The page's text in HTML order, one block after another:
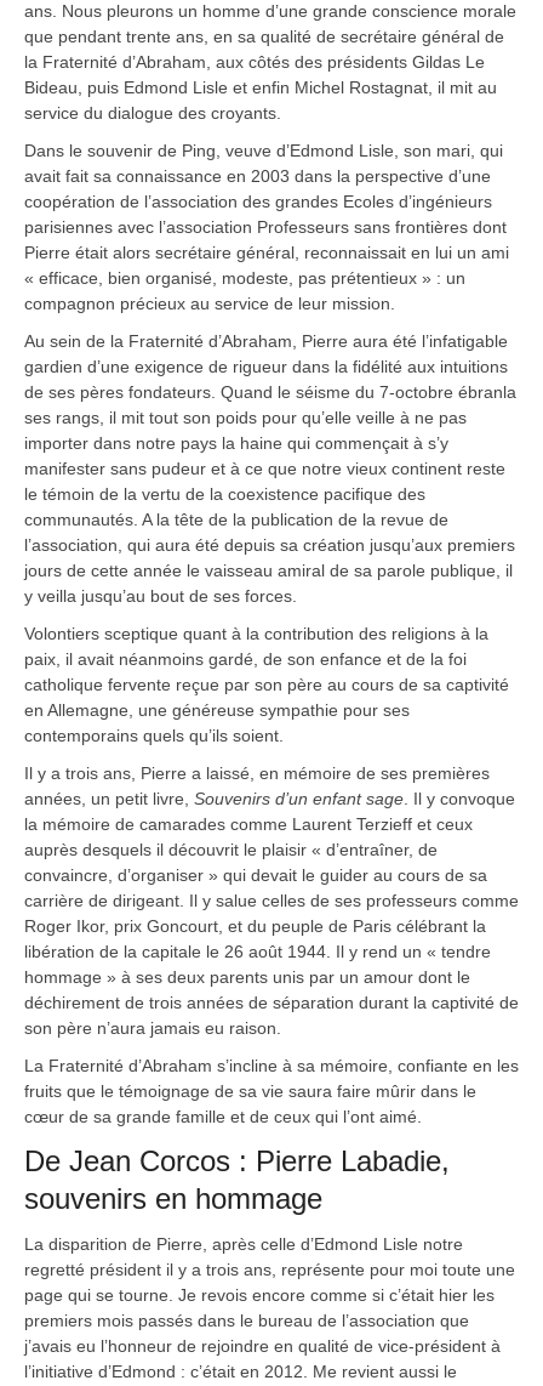
ans. Nous pleurons un homme d’une grande conscience morale
que pendant trente ans, en sa qualité de secrétaire général de
la Fraternité d’Abraham, aux côtés des présidents Gildas Le
Bideau, puis Edmond Lisle et enfin Michel Rostagnat, il mit au
service du dialogue des croyants.
Dans le souvenir de Ping, veuve d’Edmond Lisle, son mari, qui
avait fait sa connaissance en 2003 dans la perspective d’une
coopération de l’association des grandes Ecoles d’ingénieurs
parisiennes avec l’association Professeurs sans frontières dont
Pierre était alors secrétaire général, reconnaissait en lui un ami
« efficace, bien organisé, modeste, pas prétentieux » : un
compagnon précieux au service de leur mission.
Au sein de la Fraternité d’Abraham, Pierre aura été l’infatigable
gardien d’une exigence de rigueur dans la fidélité aux intuitions
de ses pères fondateurs. Quand le séisme du 7-octobre ébranla
ses rangs, il mit tout son poids pour qu’elle veille à ne pas
importer dans notre pays la haine qui commençait à s’y
manifester sans pudeur et à ce que notre vieux continent reste
le témoin de la vertu de la coexistence pacifique des
communautés. A la tête de la publication de la revue de
l’association, qui aura été depuis sa création jusqu’aux premiers
jours de cette année le vaisseau amiral de sa parole publique, il
y veilla jusqu’au bout de ses forces.
Volontiers sceptique quant à la contribution des religions à la
paix, il avait néanmoins gardé, de son enfance et de la foi
catholique fervente reçue par son père au cours de sa captivité
en Allemagne, une généreuse sympathie pour ses
contemporains quels qu’ils soient.
Il y a trois ans, Pierre a laissé, en mémoire de ses premières
années, un petit livre, Souvenirs d’un enfant sage . Il y convoque
la mémoire de camarades comme Laurent Terzieff et ceux
auprès desquels il découvrit le plaisir « d’entraîner, de
convaincre, d’organiser » qui devait le guider au cours de sa
carrière de dirigeant. Il y salue celles de ses professeurs comme
Roger Ikor, prix Goncourt, et du peuple de Paris célébrant la
libération de la capitale le 26 août 1944. Il y rend un « tendre
hommage » à ses deux parents unis par un amour dont le
déchirement de trois années de séparation durant la captivité de
son père n’aura jamais eu raison.
La Fraternité d’Abraham s’incline à sa mémoire, confiante en les
fruits que le témoignage de sa vie saura faire mûrir dans le
cœur de sa grande famille et de ceux qui l’ont aimé.
De Jean Corcos : Pierre Labadie,
souvenirs en hommage
La disparition de Pierre, après celle d’Edmond Lisle notre
regretté président il y a trois ans, représente pour moi toute une
page qui se tourne. Je revois encore comme si c’était hier les
premiers mois passés dans le bureau de l’association que
j’avais eu l’honneur de rejoindre en qualité de vice-président à
l’initiative d’Edmond : c’était en 2012. Me revient aussi le